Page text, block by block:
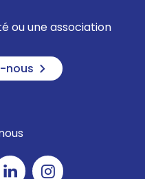
ou une association
nous